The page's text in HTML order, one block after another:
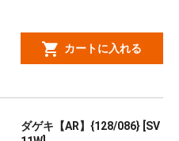
カートに入れる
ダゲキ【AR】{128/086} [SV